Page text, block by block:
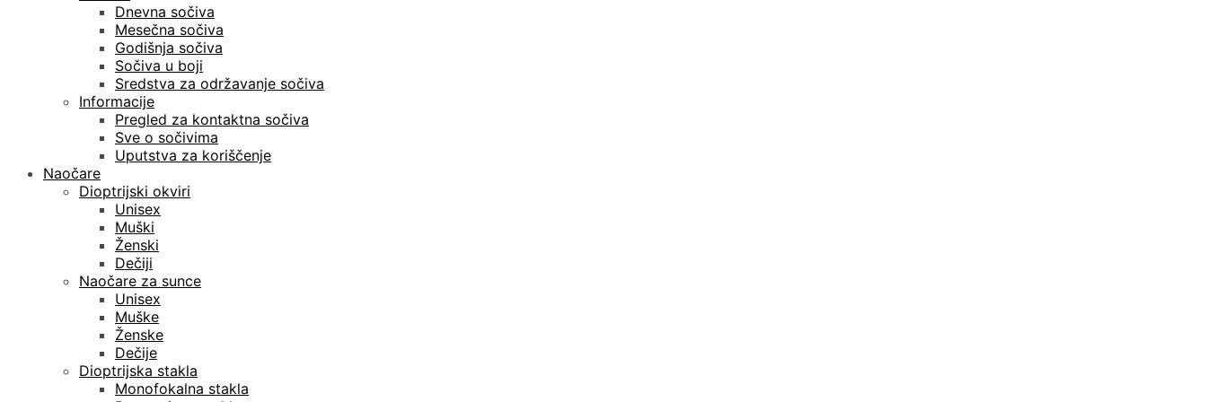
Dnevna sočiva
Mesečna sočiva
Godišnja sočiva
Sočiva u boji
Sredstva za održavanje sočiva
Informacije
Pregled za kontaktna sočiva
Sve o sočivima
Uputstva za koriščenje
Naočare
Dioptrijski okviri
Unisex
Muški
Ženski
Dečiji
Naočare za sunce
Unisex
Muške
Ženske
Dečije
Dioptrijska stakla
Monofokalna stakla